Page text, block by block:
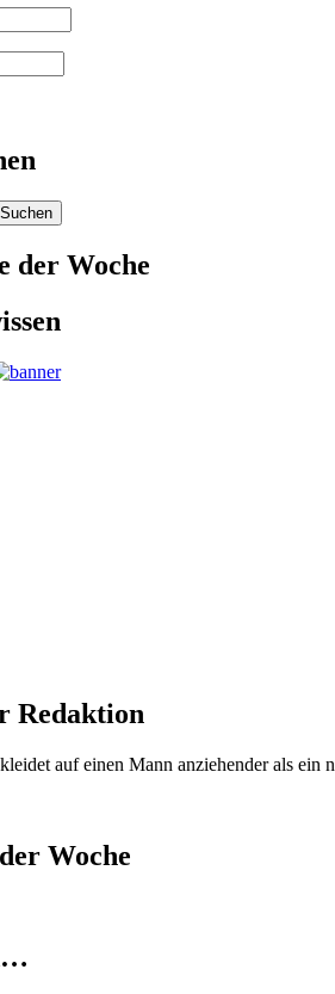
Suchen
der Woche
Redaktion
auf einen Mann anziehender als ein
Woche